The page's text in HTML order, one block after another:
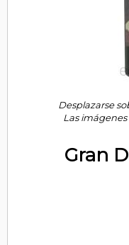
Desplazarse
Las
Gran